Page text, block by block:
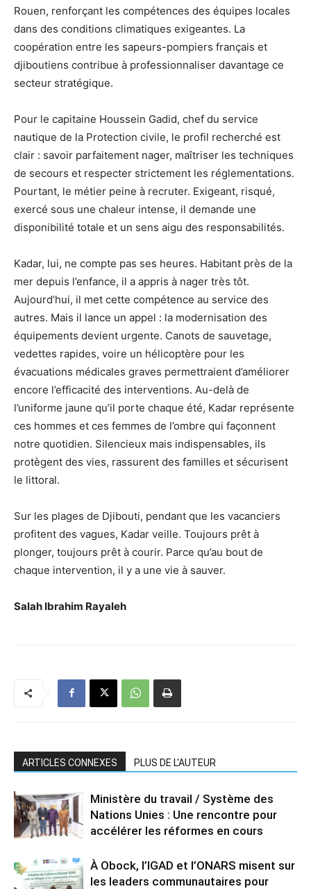
Rouen, renforçant les compétences des équipes locales
dans des conditions climatiques exigeantes. La
coopération entre les sapeurs-pompiers français et
djiboutiens contribue à professionnaliser davantage ce
secteur stratégique.
Pour le capitaine Houssein Gadid, chef du service
nautique de la Protection civile, le profil recherché est
clair : savoir parfaitement nager, maîtriser les techniques
de secours et respecter strictement les réglementations.
Pourtant, le métier peine à recruter. Exigeant, risqué,
exercé sous une chaleur intense, il demande une
disponibilité totale et un sens aigu des responsabilités.
Kadar, lui, ne compte pas ses heures. Habitant près de la
mer depuis l’enfance, il a appris à nager très tôt.
Aujourd’hui, il met cette compétence au service des
autres. Mais il lance un appel : la modernisation des
équipements devient urgente. Canots de sauvetage,
vedettes rapides, voire un hélicoptère pour les
évacuations médicales graves permettraient d’améliorer
encore l’efficacité des interventions. Au-delà de
l’uniforme jaune qu’il porte chaque été, Kadar représente
ces hommes et ces femmes de l’ombre qui façonnent
notre quotidien. Silencieux mais indispensables, ils
protègent des vies, rassurent des familles et sécurisent
le littoral.
Sur les plages de Djibouti, pendant que les vacanciers
profitent des vagues, Kadar veille. Toujours prêt à
plonger, toujours prêt à courir. Parce qu’au bout de
chaque intervention, il y a une vie à sauver.
Salah Ibrahim Rayaleh
ARTICLES CONNEXES PLUS DE L'AUTEUR
Ministère du travail / Système des
Nations Unies : Une rencontre pour
accélérer les réformes en cours
À Obock, l’IGAD et l’ONARS misent sur
les leaders communautaires pour